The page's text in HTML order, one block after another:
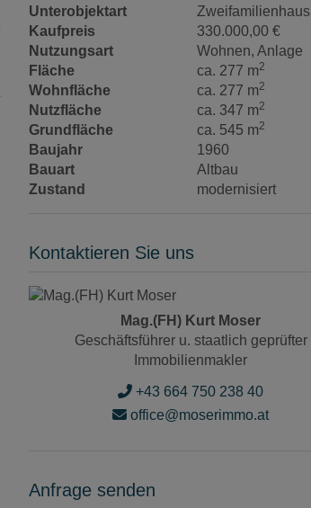
Unterobjektart
Zweifamilienhaus
Kaufpreis
330.000,00 €
Nutzungsart
Wohnen Anlage
Fläche
ca. 277 m2
Wohnfläche ca. 277 m2
Nutzfläche ca. 347 m2
Grundfläche ca. 545 m2
Baujahr
1960
Bauart
Altbau
Zustand
modernisiert
Kontaktieren Sie uns
Mag.(FH) Kurt Moser
Geschäftsführer u. staatlich geprüfter
Immobilienmakler
+43 664 750 238 40
office@moserimmo.at
Anfrage senden